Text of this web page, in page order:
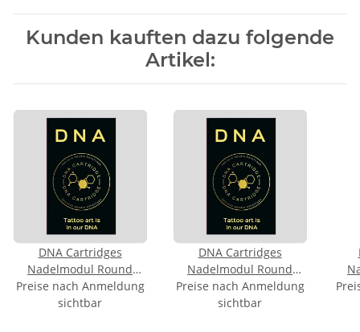
Kunden kauften dazu folgende
Artikel:
DNA Cartridges
Nadelmodul Round
Liner 1203RLL 0,35mm
Preise nach Anmeldung
sichtbar
DNA Cartridges
Nadelmodul Round
Liner 1205RLL 0,35mm
Preise nach Anmeldung
sichtbar